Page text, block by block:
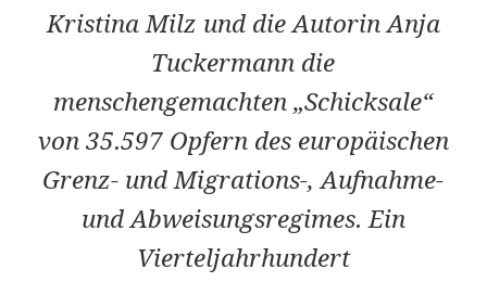
Kristina Milz und die Autorin Anja
Tuckermann die
menschengemachten „Schicksale“
von 35.597 Opfern des europäischen
Grenz- und Migrations-, Aufnahme-
und Abweisungsregimes. Ein
Vierteljahrhundert